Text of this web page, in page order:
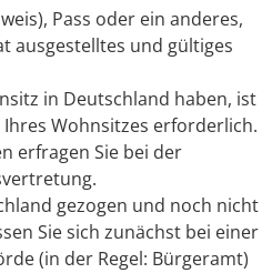
Pass oder ein anderes,
ausgestelltes und gültiges
in Deutschland haben, ist
Wohnsitzes erforderlich.
erfragen Sie bei der
gezogen und noch nicht
Sie sich zunächst bei einer
(in der Regel: Bürgeramt)